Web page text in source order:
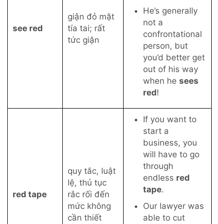
see red
giận đỏ mặt
tía tai; rất
tức giận
He’s generally
not a
confrontational
person, but
you’d better get
out of his way
when he sees
red!
red tape
quy tắc, luật
lệ, thủ tục
rắc rối đến
mức không
cần thiết
If you want to
start a
business, you
will have to go
through
endless red
tape.
Our lawyer was
able to cut